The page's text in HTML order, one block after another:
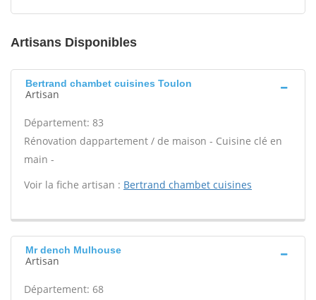
Artisans Disponibles
Bertrand chambet cuisines Toulon
Artisan
Département: 83
Rénovation dappartement / de maison - Cuisine clé en
main -
Voir la fiche artisan : Bertrand chambet cuisines
Mr dench Mulhouse
Artisan
Département: 68